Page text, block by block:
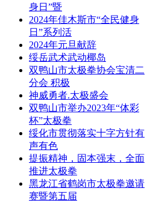
身日”暨
2024年佳木斯市“全民健身
日”系列活
2024年元旦献辞
绥岳武术武动椰岛
双鸭山市太极拳协会宝清二
分会 积极
神威勇者.太极盛会
双鸭山市举办2023年“体彩
杯”太极拳
绥化市贯彻落实十字方针有
声有色
提振精神，固本强末，全面
推进太极拳
黑龙江省鹤岗市太极拳邀请
赛暨第五届